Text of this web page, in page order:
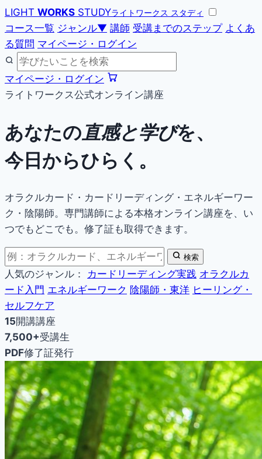
LIGHT WORKS STUDYライトワークス スタディ
コース一覧 ジャンル▼ 講師 受講までのステップ よくあ
る質問 マイページ・ログイン
マイページ・ログイン
ライトワークス公式オンライン講座
あなたの直感と学びを、
今日からひらく。
オラクルカード・カードリーディング・エネルギーワー
ク・陰陽師。専門講師による本格オンライン講座を、い
つでもどこでも。修了証も取得できます。
検索
人気のジャンル： カードリーディング実践 オラクルカ
ード入門 エネルギーワーク 陰陽師・東洋 ヒーリング・
セルフケア
15開講講座
7,500+受講生
PDF修了証発行